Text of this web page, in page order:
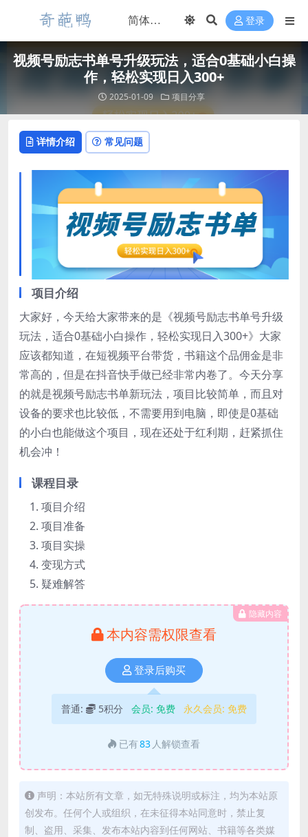
登录
视频号励志书单号升级玩法，适合0基础小白操
作，轻松实现日入300+
2025-01-09 项目分享
详情介绍 常见问题
项目介绍
大家好，今天给大家带来的是《视频号励志书单号升级
玩法，适合0基础小白操作，轻松实现日入300+》大家
应该都知道，在短视频平台带货，书籍这个品佣金是非
常高的，但是在抖音快手做已经非常内卷了。今天分享
的就是视频号励志书单新玩法，项目比较简单，而且对
设备的要求也比较低，不需要用到电脑，即使是0基础
的小白也能做这个项目，现在还处于红利期，赶紧抓住
机会冲！
课程目录
项目介绍
项目准备
项目实操
变现方式
疑难解答
隐藏内容
本内容需权限查看
登录后购买
普通: 5积分 会员: 免费 永久会员: 免费
已有83 人解锁查看
声明：本站所有文章，如无特殊说明或标注，均为本站原
创发布。任何个人或组织，在未征得本站同意时，禁止复
制、盗用、采集、发布本站内容到任何网站、书籍等各类媒